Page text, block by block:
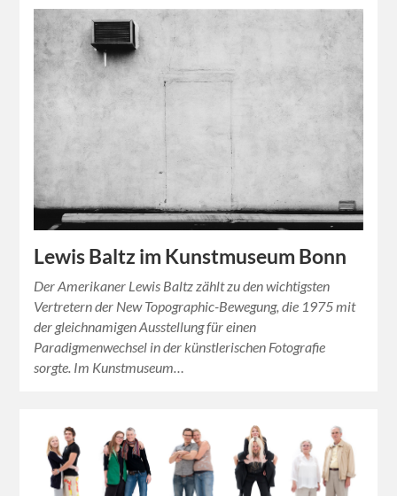
Lewis Baltz im Kunstmuseum Bonn
Der Amerikaner Lewis Baltz zählt zu den wichtigsten
Vertretern der New Topographic-Bewegung, die 1975 mit
der gleichnamigen Ausstellung für einen
Paradigmenwechsel in der künstlerischen Fotografie
sorgte. Im Kunstmuseum…